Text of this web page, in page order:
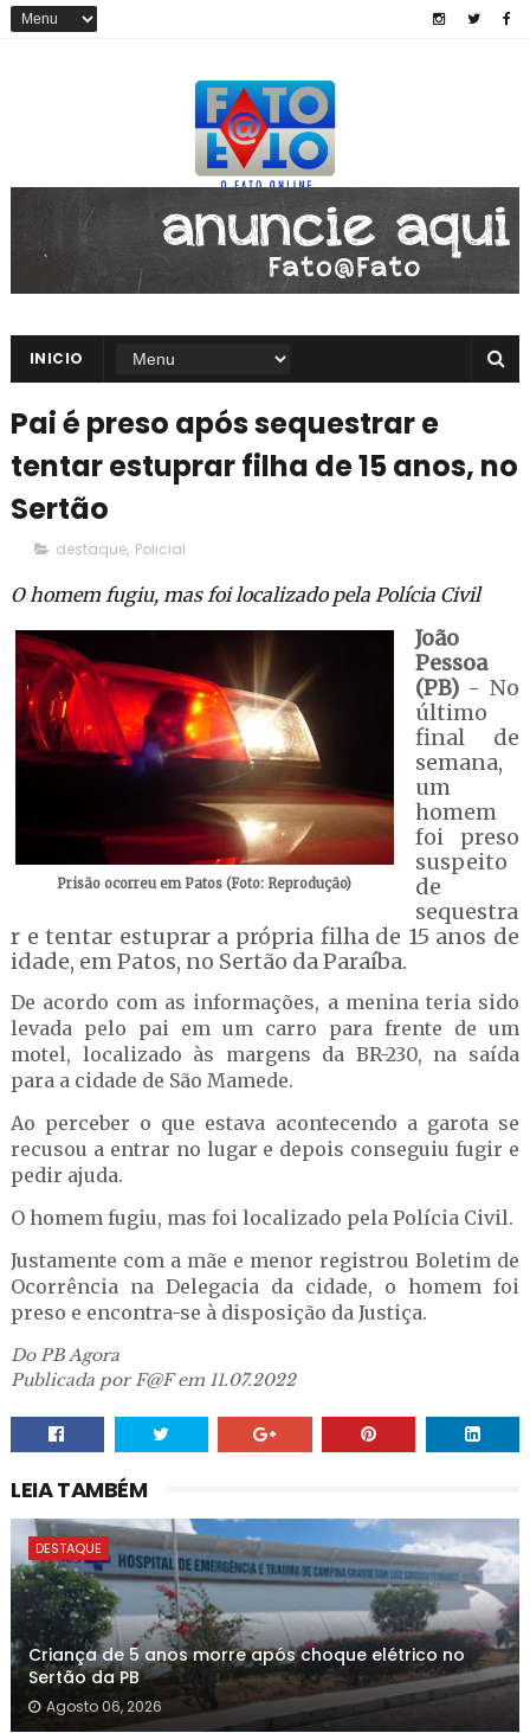
INICIO
Pai é preso após sequestrar e
tentar estuprar filha de 15 anos, no
Sertão
destaque, Policial
O homem fugiu, mas foi localizado pela Polícia Civil
Prisão ocorreu em Patos (Foto: Reprodução)
João
Pessoa
(PB)- No
último
final de
semana,
um
homem
foi preso
suspeito
de
sequestra
r e tentar estuprar a própria filha de 15 anos de
idade, em Patos, no Sertão da Paraíba.
De acordo com as informações, a menina teria sido
levada pelo pai em um carro para frente de um
motel, localizado às margens da BR-230, na saída
para a cidade de São Mamede.
Ao perceber o que estava acontecendo a garota se
recusou a entrar no lugar e depois conseguiu fugir e
pedir ajuda.
O homem fugiu, mas foi localizado pela Polícia Civil.
Justamente com a mãe e menor registrou Boletim de
Ocorrência na Delegacia da cidade, o homem foi
preso e encontra-se à disposição da Justiça.
Do PB Agora
Publicada por F@F em 11.07.2022
LEIA TAMBÉM
DESTAQUE
Criança de 5 anos morre após choque elétrico no
Sertão da PB
Agosto 06, 2026